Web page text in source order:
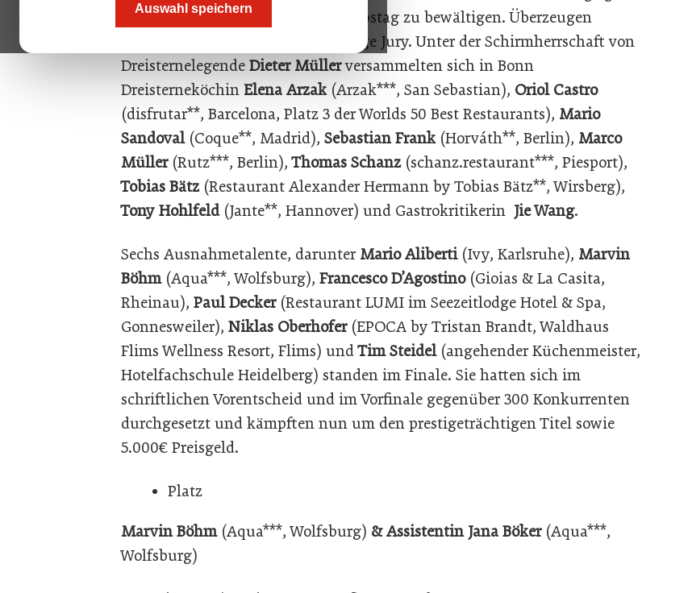
Auswahl speichern
es für die Finalisten am Wettbewerbstag zu bewältigen. Überzeugen
mussten sie damit eine hochkarätige Jury. Unter der Schirmherrschaft von
Dreisternelegende Dieter Müllerversammelten sich in Bonn
Dreisterneköchin Elena Arzak (Arzak***, San Sebastian), Oriol Castro
(disfrutar**, Barcelona, Platz 3 der Worlds 50 Best Restaurants), Mario
Sandoval(Coque**, Madrid), Sebastian Frank (Horváth**, Berlin), Marco
Müller (Rutz***, Berlin),Thomas Schanz(schanz.restaurant***, Piesport),
Tobias Bätz(Restaurant Alexander Hermann by Tobias Bätz**, Wirsberg),
Tony Hohlfeld(Jante**, Hannover) und Gastrokritikerin Jie Wang.
Sechs Ausnahmetalente, darunter Mario Aliberti(Ivy, Karlsruhe), Marvin
Böhm(Aqua***, Wolfsburg), Francesco D’Agostino(Gioias & La Casita,
Rheinau), Paul Decker(Restaurant LUMI im Seezeitlodge Hotel & Spa,
Gonnesweiler), Niklas Oberhofer (EPOCA by Tristan Brandt, Waldhaus
Flims Wellness Resort, Flims) undTim Steidel (angehender Küchenmeister,
Hotelfachschule Heidelberg) standen im Finale. Sie hatten sich im
schriftlichen Vorentscheid und im Vorfinale gegenüber 300 Konkurrenten
durchgesetzt und kämpften nun um den prestigeträchtigen Titel sowie
5.000€ Preisgeld.
Platz
Marvin Böhm (Aqua***, Wolfsburg) & Assistentin Jana Böker (Aqua***,
Wolfsburg)